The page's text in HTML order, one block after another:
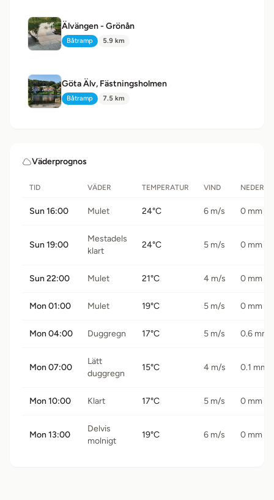
Älvängen - Grönån
Typ:
Båtramp Avstånd:
5.9 km
Göta Älv, Fästningsholmen
Typ:
Båtramp Avstånd:
7.5 km
Väderprognos
TID VÄDER TEMPERATUR VIND
Sun 16:00 Mulet 24°C 6 m/s 0 mm
Sun 19:00
Mestadels
klart
24°C 5 m/s 0 mm
Sun 22:00 Mulet 21°C 4 m/s 0 mm
Mon 01:00 Mulet 19°C 5 m/s 0 mm
Mon 04:00 Duggregn 17°C 5 m/s 0.6 mm
Mon 07:00
Lätt
duggregn
15°C 4 m/s 0.1 mm
Mon 10:00 Klart 17°C 5 m/s 0 mm
Mon 13:00
Delvis
molnigt
19°C 6 m/s 0 mm